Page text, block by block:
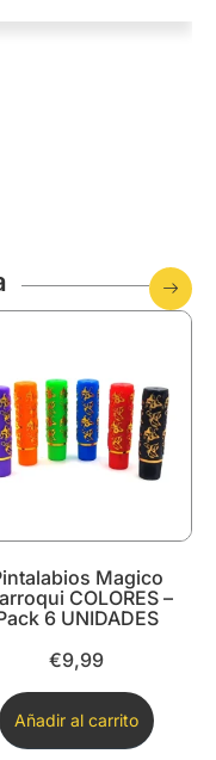
Magico
COLORES –
6 UNIDADES
€9,99
Añadir al carrito